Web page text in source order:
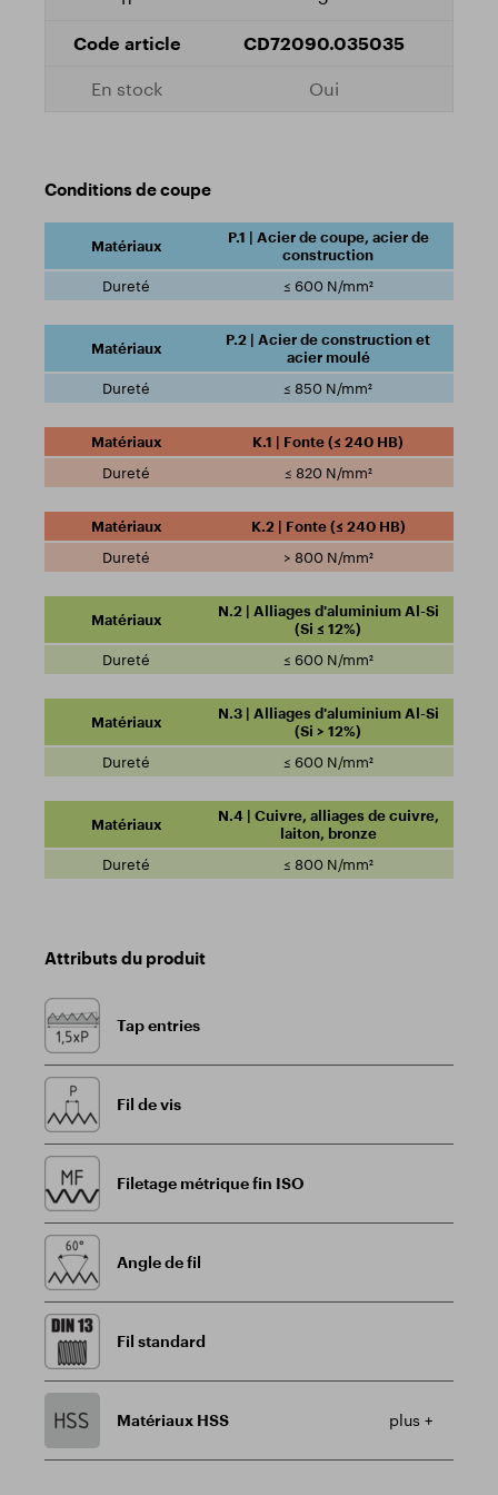
CD72090.035035
Oui
Conditions de coupe
P.1 | Acier de coupe, acier de
construction
≤ 600 N/mm²
P.2 | Acier de construction et
acier moulé
≤ 850 N/mm²
K.1 | Fonte (≤ 240 HB)
≤ 820 N/mm²
K.2 | Fonte (≤ 240 HB)
> 800 N/mm²
N.2 | Alliages d'aluminium Al-Si
(Si ≤ 12%)
≤ 600 N/mm²
N.3 | Alliages d'aluminium Al-Si
(Si > 12%)
≤ 600 N/mm²
N.4 | Cuivre, alliages de cuivre,
laiton, bronze
≤ 800 N/mm²
Attributs du produit
Tap entries
Fil de vis
Filetage métrique fin ISO
Angle de fil
Fil standard
Matériaux HSS plus +